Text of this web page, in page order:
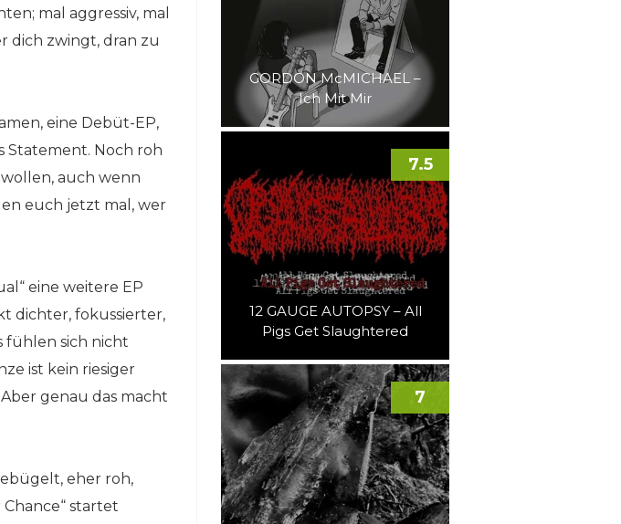
mal aggressiv, mal
dich zwingt, dran zu
eine Debüt-EP,
Statement. Noch roh
auch wenn
euch jetzt mal, wer
eine weitere EP
dichter, fokussierter,
fühlen sich nicht
ist kein riesiger
genau das macht
eher roh,
startet
GORDON McMICHAEL –
Ich Mit Mir
12 GAUGE AUTOPSY – All
Pigs Get Slaughtered
7.5
7